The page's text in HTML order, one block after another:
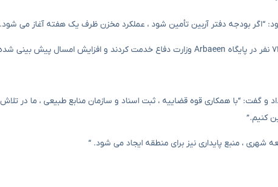
و گفت: “با همکاری قوه قضاییه ، ثبت اسناد و سازمان منابع طبیعی ، ما در
کنیم.”
شهری ، منبع پایداری نیز برای منطقه ایجاد می شود. “